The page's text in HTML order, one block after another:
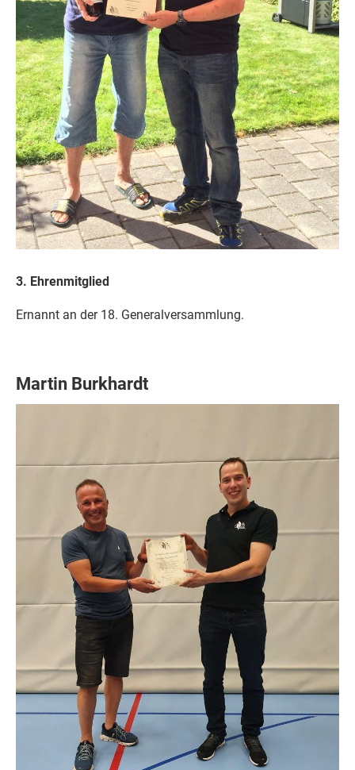
3. Ehrenmitglied
Ernannt an der 18. Generalversammlung.
Martin Burkhardt